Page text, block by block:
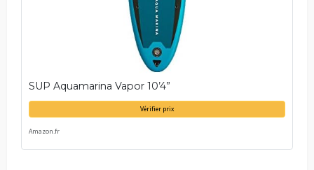
SUP Aquamarina Vapor 10’4”
Vérifier prix
Amazon.fr